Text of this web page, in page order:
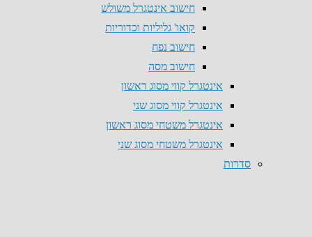
חישוב אינטגרל משולש
קואו' גליליות וכדוריות
חישוב נפח
חישוב מסה
אינטגרל קווי מסוג ראשון
אינטגרל קווי מסוג שני
אינטגרל משטחי מסוג ראשון
אינטגרל משטחי מסוג שני
סדרות